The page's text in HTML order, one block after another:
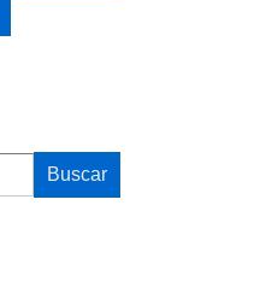
Buscar